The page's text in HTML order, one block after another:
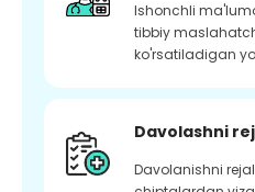
Ishonchli
tibbiy
ko'rsatiladigan
Davolashni
Davolanishni